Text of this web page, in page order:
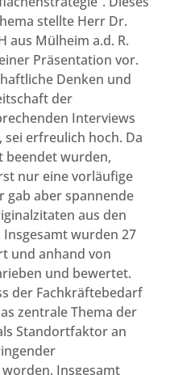
stellte Herr Dr.
aus Mülheim a.d. R.
Präsentation vor.
Denken und
der
Interviews
erfreulich hoch. Da
beendet wurden,
nur eine vorläufige
gab aber spannende
aus den
Insgesamt wurden 27
und anhand von
und bewertet.
der Fachkräftebedarf
zentrale Thema der
Standortfaktor an
Insgesamt